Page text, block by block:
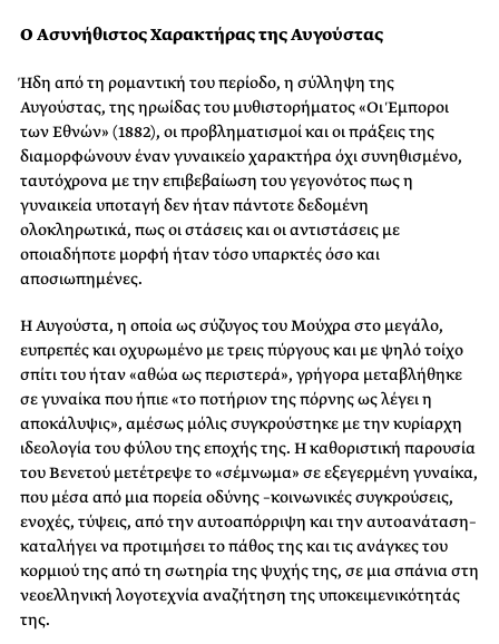
Ο Ασυνήθιστος Χαρακτήρας της Αυγούστας
Ήδη από τη ρομαντική του περίοδο, η σύλληψη της
Αυγούστας, της ηρωίδας του μυθιστορήματος «Οι Έμποροι
των Εθνών» (1882), οι προβληματισμοί και οι πράξεις της
διαμορφώνουν έναν γυναικείο χαρακτήρα όχι συνηθισμένο,
ταυτόχρονα με την επιβεβαίωση του γεγονότος πως η
γυναικεία υποταγή δεν ήταν πάντοτε δεδομένη
ολοκληρωτικά, πως οι στάσεις και οι αντιστάσεις με
οποιαδήποτε μορφή ήταν τόσο υπαρκτές όσο και
αποσιωπημένες.
Η Αυγούστα, η οποία ως σύζυγος του Μούχρα στο μεγάλο,
ευπρεπές και οχυρωμένο με τρεις πύργους και με ψηλό τοίχο
σπίτι του ήταν «αθώα ως περιστερά», γρήγορα μεταβλήθηκε
σε γυναίκα που ήπιε «το ποτήριον της πόρνης ως λέγει η
αποκάλυψις», αμέσως μόλις συγκρούστηκε με την κυρίαρχη
ιδεολογία του φύλου της εποχής της. Η καθοριστική παρουσία
του Βενετού μετέτρεψε το «σέμνωμα» σε εξεγερμένη γυναίκα,
που μέσα από μια πορεία οδύνης –κοινωνικές συγκρούσεις,
ενοχές, τύψεις, από την αυτοαπόρριψη και την αυτοανάταση–
καταλήγει να προτιμήσει το πάθος της και τις ανάγκες του
κορμιού της από τη σωτηρία της ψυχής της, σε μια σπάνια στη
νεοελληνική λογοτεχνία αναζήτηση της υποκειμενικότητάς
της.